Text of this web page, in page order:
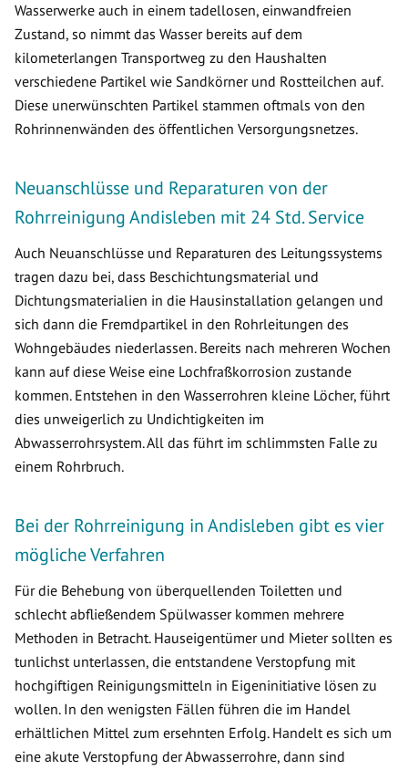
Wasserwerke auch in einem tadellosen, einwandfreien
Zustand, so nimmt das Wasser bereits auf dem
kilometerlangen Transportweg zu den Haushalten
verschiedene Partikel wie Sandkörner und Rostteilchen auf.
Diese unerwünschten Partikel stammen oftmals von den
Rohrinnenwänden des öffentlichen Versorgungsnetzes.
Neuanschlüsse und Reparaturen von der
Rohrreinigung Andisleben mit 24 Std. Service
Auch Neuanschlüsse und Reparaturen des Leitungssystems
tragen dazu bei, dass Beschichtungsmaterial und
Dichtungsmaterialien in die Hausinstallation gelangen und
sich dann die Fremdpartikel in den Rohrleitungen des
Wohngebäudes niederlassen. Bereits nach mehreren Wochen
kann auf diese Weise eine Lochfraßkorrosion zustande
kommen. Entstehen in den Wasserrohren kleine Löcher, führt
dies unweigerlich zu Undichtigkeiten im
Abwasserrohrsystem. All das führt im schlimmsten Falle zu
einem Rohrbruch.
Bei der Rohrreinigung in Andisleben gibt es vier
mögliche Verfahren
Für die Behebung von überquellenden Toiletten und
schlecht abfließendem Spülwasser kommen mehrere
Methoden in Betracht. Hauseigentümer und Mieter sollten es
tunlichst unterlassen, die entstandene Verstopfung mit
hochgiftigen Reinigungsmitteln in Eigeninitiative lösen zu
wollen. In den wenigsten Fällen führen die im Handel
erhältlichen Mittel zum ersehnten Erfolg. Handelt es sich um
eine akute Verstopfung der Abwasserrohre, dann sind